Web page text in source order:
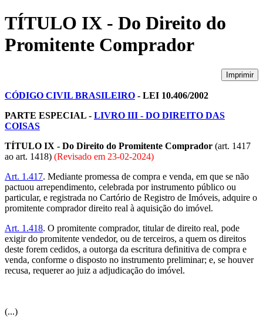
TÍTULO IX - Do Direito do
Promitente Comprador
Imprimir
CÓDIGO CIVIL BRASILEIRO - LEI 10.406/2002
PARTE ESPECIAL - LIVRO III - DO DIREITO DAS
COISAS
TÍTULO IX - Do Direito do Promitente Comprador (art. 1417
ao art. 1418) (Revisado em 23-02-2024)
Art. 1.417. Mediante promessa de compra e venda, em que se não
pactuou arrependimento, celebrada por instrumento público ou
particular, e registrada no Cartório de Registro de Imóveis, adquire o
promitente comprador direito real à aquisição do imóvel.
Art. 1.418. O promitente comprador, titular de direito real, pode
exigir do promitente vendedor, ou de terceiros, a quem os direitos
deste forem cedidos, a outorga da escritura definitiva de compra e
venda, conforme o disposto no instrumento preliminar; e, se houver
recusa, requerer ao juiz a adjudicação do imóvel.
(...)